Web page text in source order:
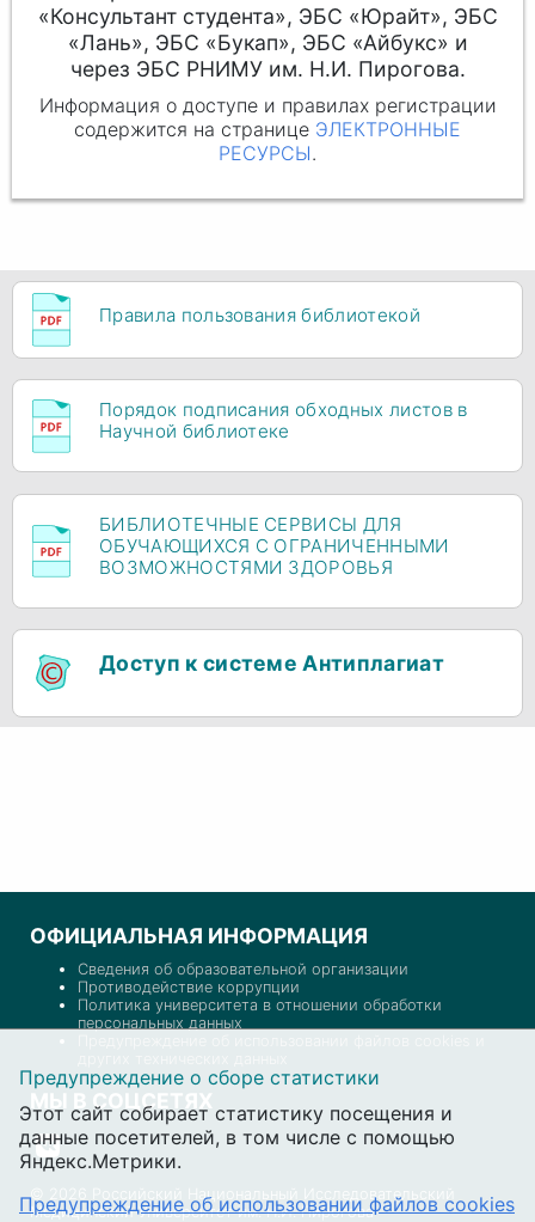
«Консультант студента», ЭБС «Юрайт», ЭБС
«Лань», ЭБС «Букап», ЭБС «Айбукс» и
через ЭБС РНИМУ им. Н.И. Пирогова.
Информация о доступе и правилах регистрации
содержится на странице ЭЛЕКТРОННЫЕ
РЕСУРСЫ.
Правила пользования библиотекой
Порядок подписания обходных листов в
Научной библиотеке
БИБЛИОТЕЧНЫЕ СЕРВИСЫ ДЛЯ
ОБУЧАЮЩИХСЯ С ОГРАНИЧЕННЫМИ
ВОЗМОЖНОСТЯМИ ЗДОРОВЬЯ
Доступ к системе Антиплагиат
ОФИЦИАЛЬНАЯ ИНФОРМАЦИЯ
Сведения об образовательной организации
Противодействие коррупции
Политика университета в отношении обработки
персональных данных
МЫ В СОЦСЕТЯХ
© 2026 Российский Национальный Исследовательский
Медицинский Университет им. Н.И. Пирогова
Предупреждение о сборе статистики
Этот сайт собирает статистику посещения и
данные посетителей, в том числе с помощью
Яндекс.Метрики.
Предупреждение об использовании файлов cookies